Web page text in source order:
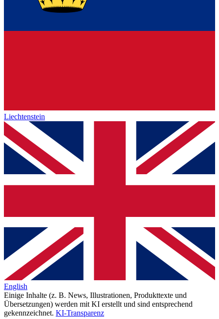
Liechtenstein
English
Einige Inhalte (z. B. News, Illustrationen, Produkttexte und
Übersetzungen) werden mit KI erstellt und sind entsprechend
gekennzeichnet. KI-Transparenz